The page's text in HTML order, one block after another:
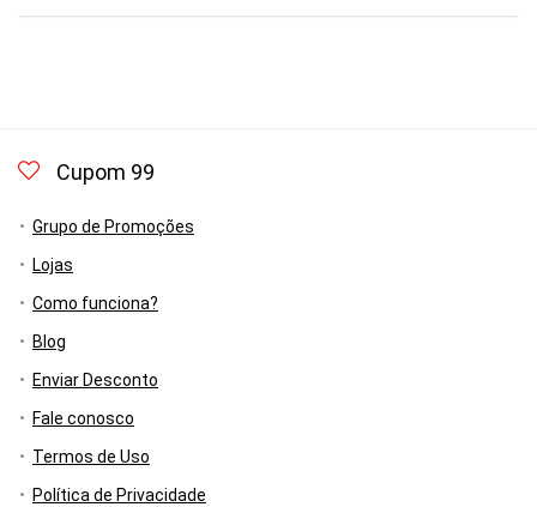
Cupom 99
Grupo de Promoções
Lojas
Como funciona?
Blog
Enviar Desconto
Fale conosco
Termos de Uso
Política de Privacidade